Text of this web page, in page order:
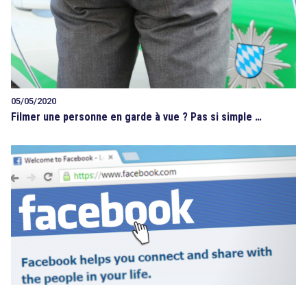
05/05/2020
Filmer une personne en garde à vue ? Pas si simple …